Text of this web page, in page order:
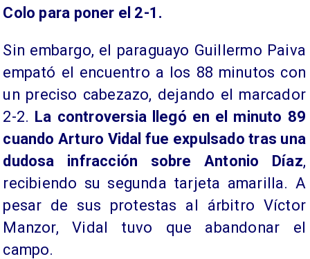
Colo para poner el 2-1.
Sin embargo, el paraguayo Guillermo Paiva
empató el encuentro a los 88 minutos con
un preciso cabezazo, dejando el marcador
2-2. La controversia llegó en el minuto 89
cuando Arturo Vidal fue expulsado tras una
dudosa infracción sobre Antonio Díaz,
recibiendo su segunda tarjeta amarilla. A
pesar de sus protestas al árbitro Víctor
Manzor, Vidal tuvo que abandonar el
campo.